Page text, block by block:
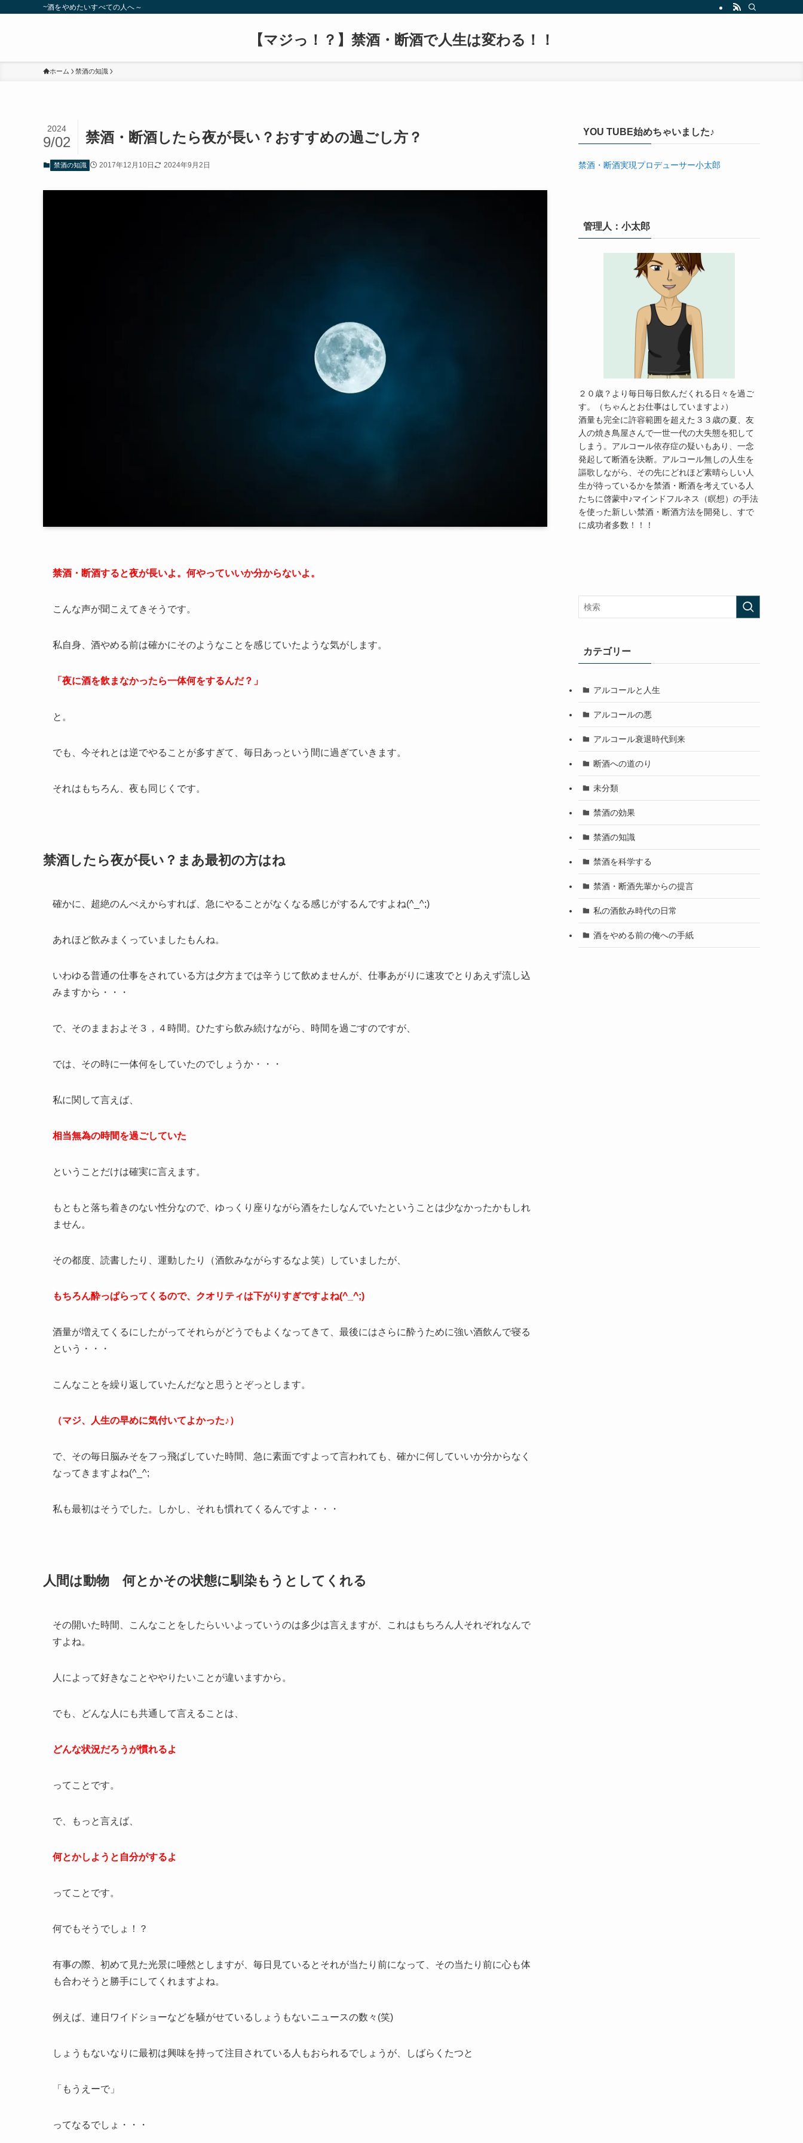
~酒をやめたいすべての人へ～
【マジっ！？】禁酒・断酒で人生は変わる！！
ホーム 禁酒の知識
禁酒・断酒したら夜が長い？おすすめの過ごし方？
2024
9/02
禁酒の知識 2017年12月10日 2024年9月2日
禁酒・断酒すると夜が長いよ。何やっていいか分からないよ。
こんな声が聞こえてきそうです。
私自身、酒やめる前は確かにそのようなことを感じていたような気がします。
「夜に酒を飲まなかったら一体何をするんだ？」
と。
でも、今それとは逆でやることが多すぎて、毎日あっという間に過ぎていきます。
それはもちろん、夜も同じくです。
禁酒したら夜が長い？まあ最初の方はね
確かに、超絶のんべえからすれば、急にやることがなくなる感じがするんですよね(^_^;)
あれほど飲みまくっていましたもんね。
いわゆる普通の仕事をされている方は夕方までは辛うじて飲めませんが、仕事あがりに速攻でとりあえず流し込
みますから・・・
で、そのままおよそ３，４時間。ひたすら飲み続けながら、時間を過ごすのですが、
では、その時に一体何をしていたのでしょうか・・・
私に関して言えば、
相当無為の時間を過ごしていた
ということだけは確実に言えます。
もともと落ち着きのない性分なので、ゆっくり座りながら酒をたしなんでいたということは少なかったかもしれ
ません。
その都度、読書したり、運動したり（酒飲みながらするなよ笑）していましたが、
もちろん酔っぱらってくるので、クオリティは下がりすぎですよね(^_^;)
酒量が増えてくるにしたがってそれらがどうでもよくなってきて、最後にはさらに酔うために強い酒飲んで寝る
という・・・
こんなことを繰り返していたんだなと思うとぞっとします。
（マジ、人生の早めに気付いてよかった♪）
で、その毎日脳みそをフっ飛ばしていた時間、急に素面ですよって言われても、確かに何していいか分からなく
なってきますよね(^_^;
私も最初はそうでした。しかし、それも慣れてくるんですよ・・・
人間は動物 何とかその状態に馴染もうとしてくれる
その開いた時間、こんなことをしたらいいよっていうのは多少は言えますが、これはもちろん人それぞれなんで
すよね。
人によって好きなことややりたいことが違いますから。
でも、どんな人にも共通して言えることは、
どんな状況だろうが慣れるよ
ってことです。
で、もっと言えば、
何とかしようと自分がするよ
ってことです。
何でもそうでしょ！？
有事の際、初めて見た光景に唖然としますが、毎日見ているとそれが当たり前になって、その当たり前に心も体
も合わそうと勝手にしてくれますよね。
例えば、連日ワイドショーなどを騒がせているしょうもないニュースの数々(笑)
しょうもないなりに最初は興味を持って注目されている人もおられるでしょうが、しばらくたつと
「もうえーで」
ってなるでしょ・・・
YOU TUBE始めちゃいました♪
禁酒・断酒実現プロデューサー小太郎
管理人：小太郎
２０歳？より毎日毎日飲んだくれる日々を過ご
す。（ちゃんとお仕事はしていますよ♪）
酒量も完全に許容範囲を超えた３３歳の夏、友
人の焼き鳥屋さんで一世一代の大失態を犯して
しまう。アルコール依存症の疑いもあり、一念
発起して断酒を決断。アルコール無しの人生を
謳歌しながら、その先にどれほど素晴らしい人
生が待っているかを禁酒・断酒を考えている人
たちに啓蒙中♪マインドフルネス（瞑想）の手法
を使った新しい禁酒・断酒方法を開発し、すで
に成功者多数！！！
カテゴリー
アルコールと人生
アルコールの悪
アルコール衰退時代到来
断酒への道のり
未分類
禁酒の効果
禁酒の知識
禁酒を科学する
禁酒・断酒先輩からの提言
私の酒飲み時代の日常
酒をやめる前の俺への手紙